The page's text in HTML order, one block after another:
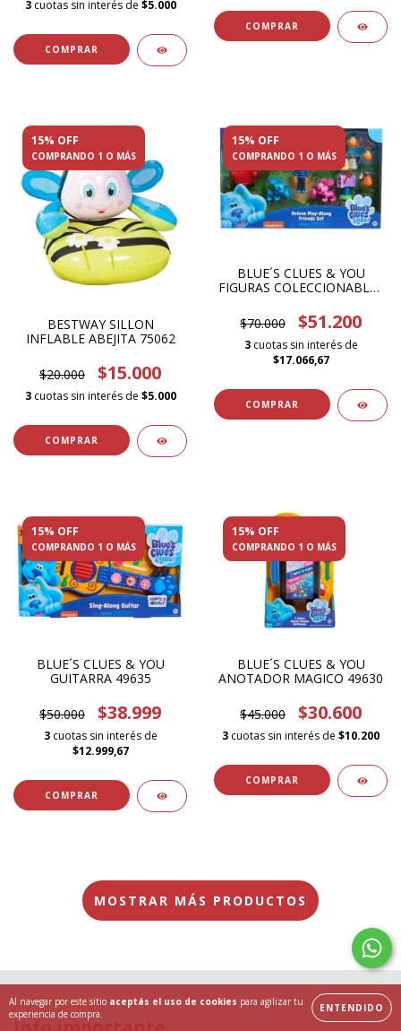
Al navegar por este sitio aceptás el uso de cookies para agilizar tu
experiencia de compra.
ENTENDIDO
3 cuotas sin interés de $5.000
15% OFF
COMPRANDO 1 O MÁS
BESTWAY SILLON
INFLABLE ABEJITA 75062
$20.000 $15.000
3 cuotas sin interés de $5.000
15% OFF
COMPRANDO 1 O MÁS
BLUE´S CLUES & YOU
FIGURAS COLECCIONABLES
$70.000
$51.200
3 cuotas sin interés de
$17.066,67
15% OFF
COMPRANDO 1 O MÁS
BLUE´S CLUES & YOU
GUITARRA 49635
$50.000 $38.999
3 cuotas sin interés de
$12.999,67
15% OFF
COMPRANDO 1 O MÁS
BLUE´S CLUES & YOU
ANOTADOR MAGICO 49630
$45.000 $30.600
3 cuotas sin interés de $10.200
MOSTRAR MÁS PRODUCTOS